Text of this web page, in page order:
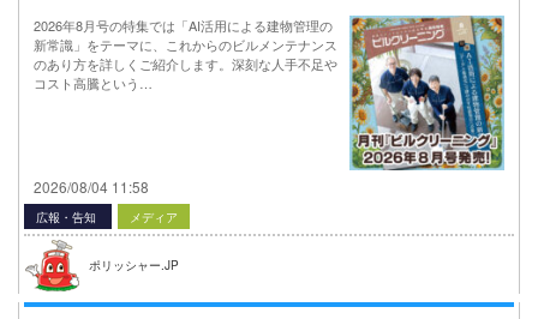
2026年8月号の特集では「AI活用による建物管理の
新常識」をテーマに、これからのビルメンテナンス
のあり方を詳しくご紹介します。深刻な人手不足や
コスト高騰という…
2026/08/04 11:58
広報・告知 メディア
ポリッシャー.JP